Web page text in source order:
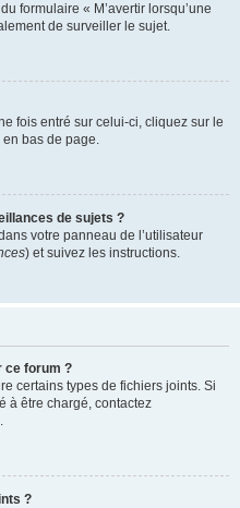
formulaire « M’avertir lorsqu’une
de surveiller le sujet.
fois entré sur celui-ci, cliquez sur le
en bas de page.
de sujets ?
votre panneau de l’utilisateur
) et suivez les instructions.
ce forum ?
certains types de fichiers joints. Si
à être chargé, contactez
?